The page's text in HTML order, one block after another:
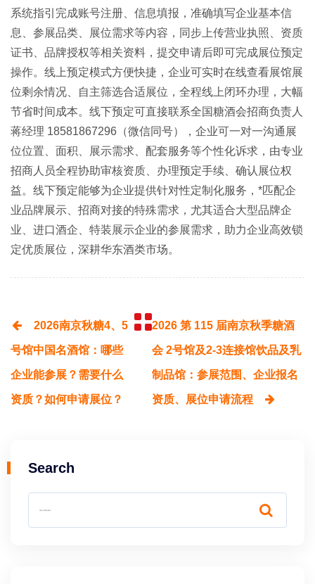
系统指引完成账号注册、信息填报，准确填写企业基本信
息、参展品类、展位需求等内容，同步上传营业执照、资质
证书、品牌授权等相关资料，提交申请后即可完成展位预定
操作。线上预定模式方便快捷，企业可实时在线查看展馆展
位剩余情况、自主筛选合适展位，全程线上闭环办理，大幅
节省时间成本。线下预定可直接联系全国糖酒会招商负责人
蒋经理 18581867296（微信同号），企业可一对一沟通展
位位置、面积、展示需求、配套服务等个性化诉求，由专业
招商人员全程协助审核资质、办理预定手续、确认展位权
益。线下预定能够为企业提供针对性定制化服务，*匹配企
业品牌展示、招商对接的特殊需求，尤其适合大型品牌企
业、进口酒企、特装展示企业的参展需求，助力企业高效锁
定优质展位，深耕华东酒类市场。
2026南京秋糖4、5
号馆中国名酒馆：哪些
企业能参展？需要什么
资质？如何申请展位？
2026 第 115 届南京秋季糖酒
会 2号馆及2-3连接馆饮品及乳
制品馆：参展范围、企业报名
资质、展位申请流程
Search